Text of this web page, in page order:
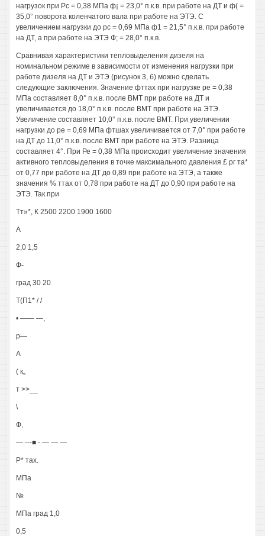
нагрузок при Рс = 0,38 МПа ф¡ = 23,0° п.к.в. при работе на ДТ и ф( =
35,0° поворота коленчатого вала при работе на ЭТЭ. С
увеличением нагрузки до рс = 0,69 МПа ф1 = 21,5° п.к.в. при работе
на ДТ, а при работе на ЭТЭ Ф; = 28,0° п.к.в.
Сравнивая характеристики тепловыделения дизеля на
номинальном режиме в зависимости от изменения нагрузки при
работе дизеля на ДТ и ЭТЭ (рисунок 3, б) можно сделать
следующие заключения. Значение фттах при нагрузке ре = 0,38
МПа составляет 8,0° п.к.в. после ВМТ при работе на ДТ и
увеличивается до 18,0° п.к.в. после ВМТ при работе на ЭТЭ.
Увеличение составляет 10,0° п.к.в. после ВМТ. При увеличении
нагрузки до ре = 0,69 МПа фтшах увеличивается от 7,0° при работе
на ДТ до 11,0° п.к.в. после ВМТ при работе на ЭТЭ. Разница
составляет 4°. При Ре = 0,38 МПа происходит увеличение значения
активного тепловыделения в точке максимального давления £ рг та*
от 0,77 при работе на ДТ до 0,89 при работе на ЭТЭ, а также
значения % ттах от 0,78 при работе на ДТ до 0,90 при работе на
ЭТЭ. Так при
Тт»*, К 2500 2200 1900 1600
А
2,0 1,5
Ф-
град 30 20
Т(П1* / /
• —— —,
р—
А
( к„
т >>__
\
Ф,
— ---■ - — — —
Р* тах.
МПа
№
МПа град 1,0
0,5